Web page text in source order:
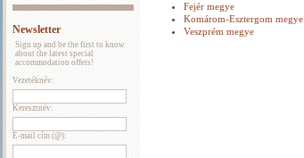
Newsletter
Sign up and be the first to know
about the latest special
accommodation offers!
Vezetéknév:
Keresztnév:
E-mail cím (@):
Fejér megye
Komárom-Esztergom megye
Veszprém megye